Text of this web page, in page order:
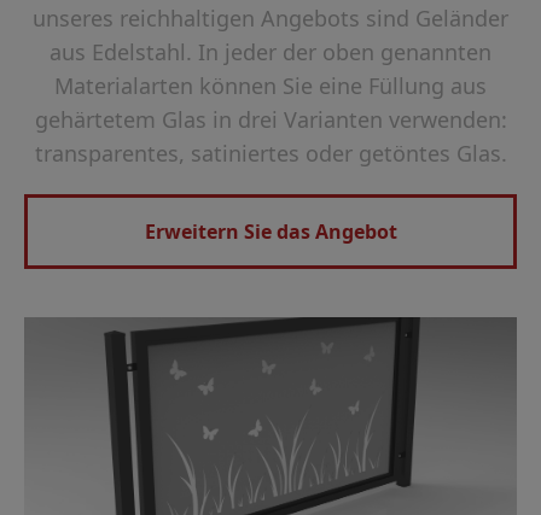
unseres reichhaltigen Angebots sind Geländer
aus Edelstahl. In jeder der oben genannten
Materialarten können Sie eine Füllung aus
gehärtetem Glas in drei Varianten verwenden:
transparentes, satiniertes oder getöntes Glas.
Erweitern Sie das Angebot